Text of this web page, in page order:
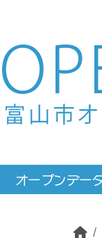
Skip to main content